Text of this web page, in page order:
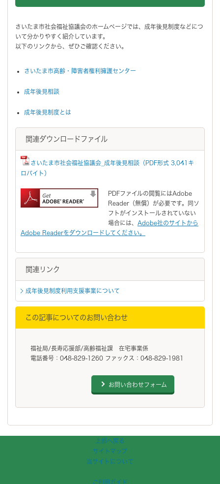
さいたま市社会福祉協議会のホームページでは、成年後見制度などにつ
いて分かりやすく紹介しています。
以下のリンクから、ぜひご確認ください。
さいたま市高齢・障害者権利擁護センター
成年後見相談
成年後見制度とは
関連ダウンロードファイル
さいたま市社会福祉協議会_成年後見相談（PDF形式 3,041キ
ロバイト）
PDFファイルの閲覧にはAdobe
Reader（無償）が必要です。同ソ
フトがインストールされていない
場合には、 Adobe社のサイトから
Adobe Readerをダウンロードしてください。
関連リンク
成年後見制度利用支援事業について
この記事についてのお問い合わせ
福祉局/長寿応援部/高齢福祉課 在宅事業係
電話番号：048-829-1260 ファックス：048-829-1981
お問い合わせフォーム
上部へ戻る
サイトマップ
当サイトについて
ご利用ガイド